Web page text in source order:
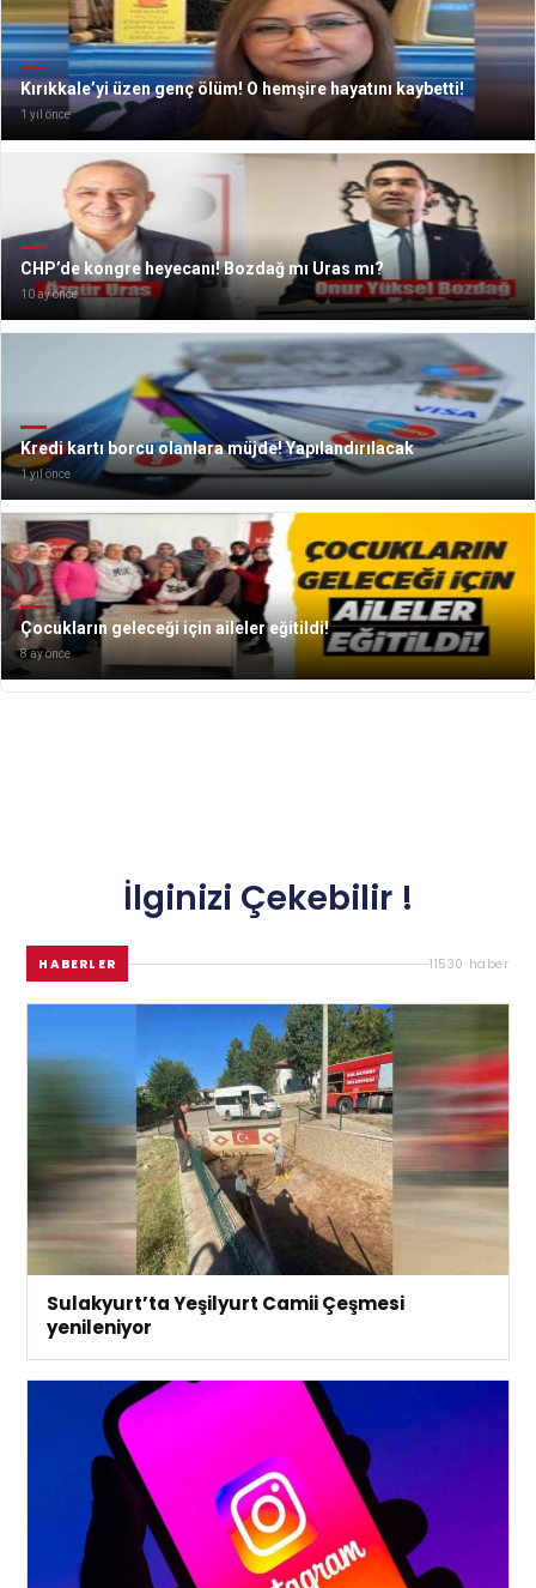
Kırıkkale’yi üzen genç ölüm! O hemşire hayatını kaybetti!
1 yıl önce
CHP’de kongre heyecanı! Bozdağ mı Uras mı?
10 ay önce
Kredi kartı borcu olanlara müjde! Yapılandırılacak
1 yıl önce
Çocukların geleceği için aileler eğitildi!
8 ay önce
İlginizi Çekebilir !
HABERLER 11530 haber
Sulakyurt’ta Yeşilyurt Camii Çeşmesi
yenileniyor